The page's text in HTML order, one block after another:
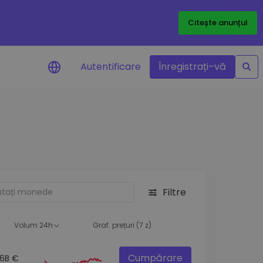
Citește anunțul
Autentificare Înregistrați–vă
Filtre
Volum 24h Graf. prețuri (7 z)
€ Cumpărare